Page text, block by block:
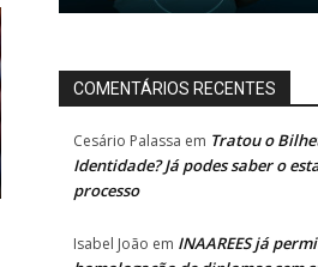
COMENTÁRIOS RECENTES
Cesário Palassa em Tratou o
Identidade? Já podes saber o
processo
Isabel João em INAAREES já